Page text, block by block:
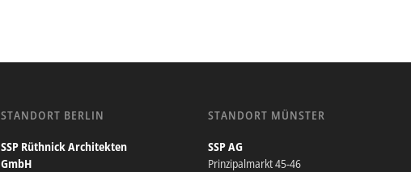
STANDORT BERLIN
SSP Rüthnick Architekten
GmbH
STANDORT MÜNSTER
SSP AG
Prinzipalmarkt 45-46